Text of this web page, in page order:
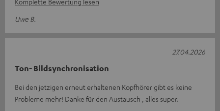
Uwe B.
Ton- Bildsynchronisation
Bei den jetzigen erneut erhaltenen Kopfhörer gibt es keine
Probleme mehr! Danke für den Austausch , alles super.
27.04.2026